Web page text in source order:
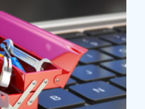
tiendas online